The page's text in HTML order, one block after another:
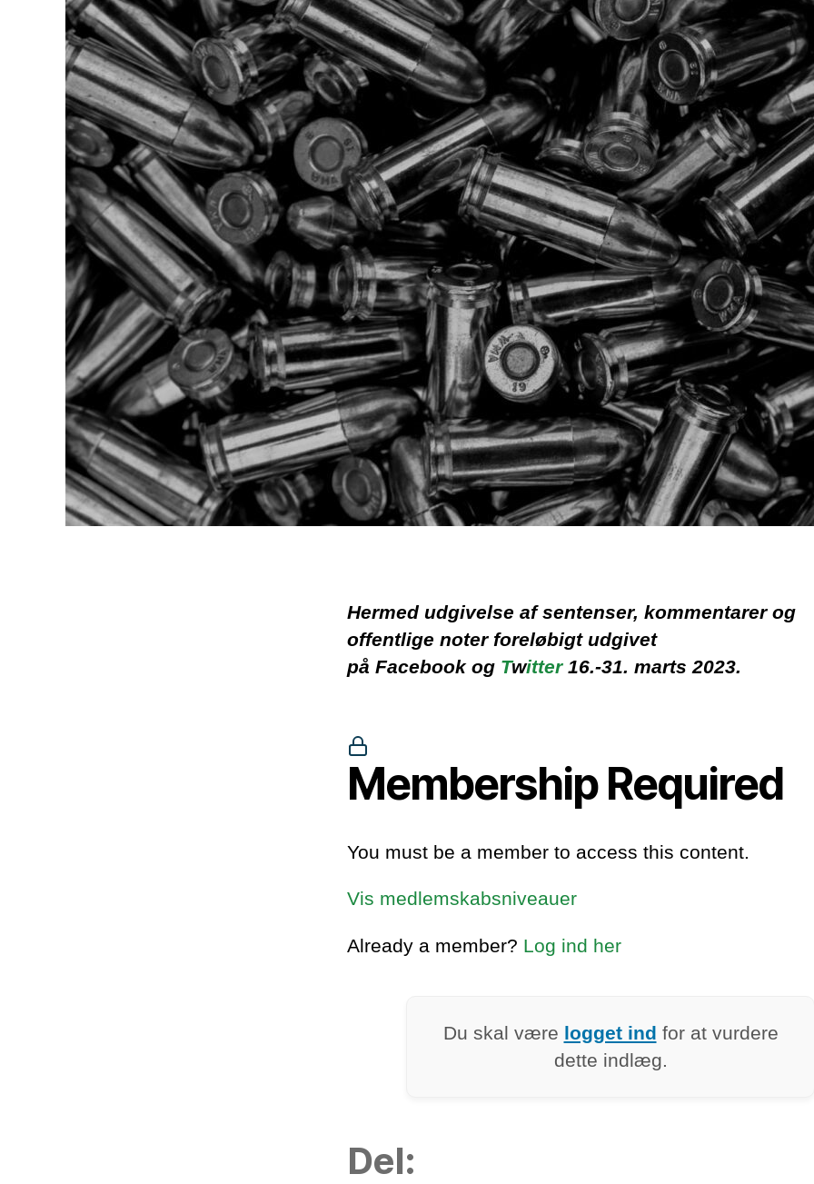
Hermed udgivelse af sentenser, kommentarer og
offentlige noter foreløbigt udgivet
på Facebook og Twitter16.-31. marts 2023.
Membership Required
You must be a member to access this content.
Vis medlemskabsniveauer
Already a member? Log ind her
Du skal være logget ind for at vurdere
dette indlæg.
Del: